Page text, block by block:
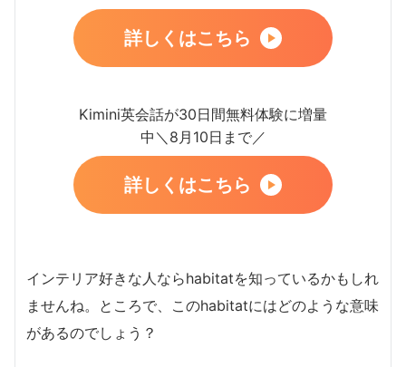
詳しくはこちら
Kimini英会話が30日間無料体験に増量
中＼8月10日まで／
詳しくはこちら
インテリア好きな人ならhabitatを知っているかもしれ
ませんね。ところで、このhabitatにはどのような意味
があるのでしょう？